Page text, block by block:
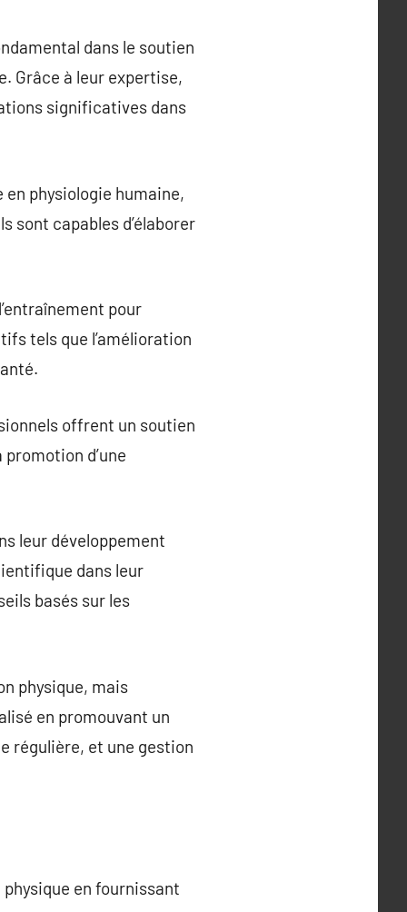
dans le soutien
Grâce à leur expertise,
significatives dans
physiologie humaine,
sont capables d’élaborer
pour
tels que l’amélioration
offrent un soutien
d’une
leur développement
dans leur
basés sur les
physique, mais
en promouvant un
régulière, et une gestion
en fournissant